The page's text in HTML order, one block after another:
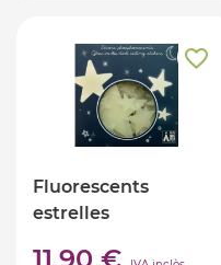
Fluorescents
estrelles